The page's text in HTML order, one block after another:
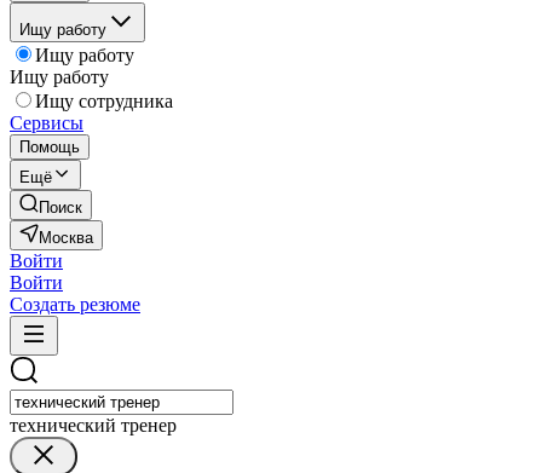
Ищу работу
Ищу работу
Ищу работу
Ищу сотрудника
Сервисы
Помощь
Ещё
Поиск
Москва
Войти
Войти
Создать резюме
технический тренер